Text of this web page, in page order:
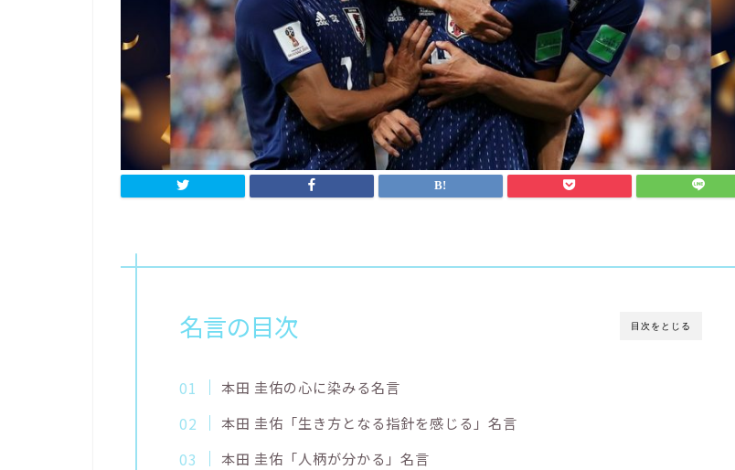
目次をとじる
名言の目次
本田 圭佑の心に染みる名言
本田 圭佑「生き方となる指針を感じる」名言
本田 圭佑「人柄が分かる」名言